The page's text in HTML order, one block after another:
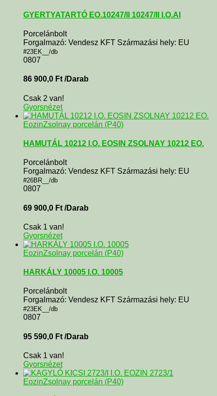
GYERTYATARTÓ EO.10247/II 10247/II I.O.AI
Porcelánbolt
Forgalmazó: Vendesz KFT Származási hely: EU
#23EK__/db
0807
86 900,0 Ft /Darab
Csak 2 van!
Gyorsnézet
EozinZsolnay porcelán (P40)
HAMUTÁL 10212 I.O. EOSIN ZSOLNAY 10212 EO.
Porcelánbolt
Forgalmazó: Vendesz KFT Származási hely: EU
#26BR__/db
0807
69 900,0 Ft /Darab
Csak 1 van!
Gyorsnézet
EozinZsolnay porcelán (P40)
HARKÁLY 10005 I.O. 10005
Porcelánbolt
Forgalmazó: Vendesz KFT Származási hely: EU
#23EK__/db
0807
95 590,0 Ft /Darab
Csak 1 van!
Gyorsnézet
EozinZsolnay porcelán (P40)